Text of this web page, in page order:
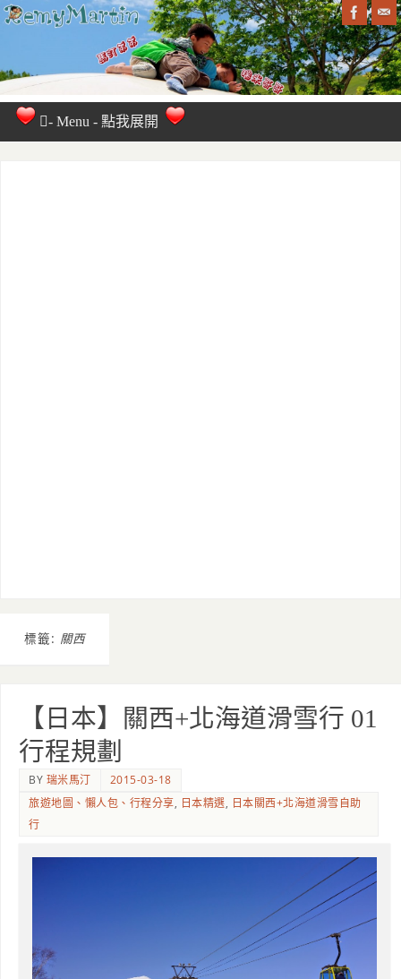
標籤: 關西
【日本】關西+北海道滑雪行 01
行程規劃
BY 瑞米馬汀
2015-03-18
旅遊地圖、懶人包、行程分享, 日本精選, 日本關西+北海道滑雪自助
行